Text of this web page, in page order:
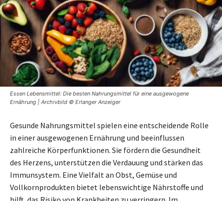
Essen Lebensmittel: Die besten Nahrungsmittel für eine ausgewogene
Ernährung | Archivbild © Erlanger Anzeiger
Gesunde Nahrungsmittel spielen eine entscheidende Rolle
in einer ausgewogenen Ernährung und beeinflussen
zahlreiche Körperfunktionen. Sie fördern die Gesundheit
des Herzens, unterstützen die Verdauung und stärken das
Immunsystem. Eine Vielfalt an Obst, Gemüse und
Vollkornprodukten bietet lebenswichtige Nährstoffe und